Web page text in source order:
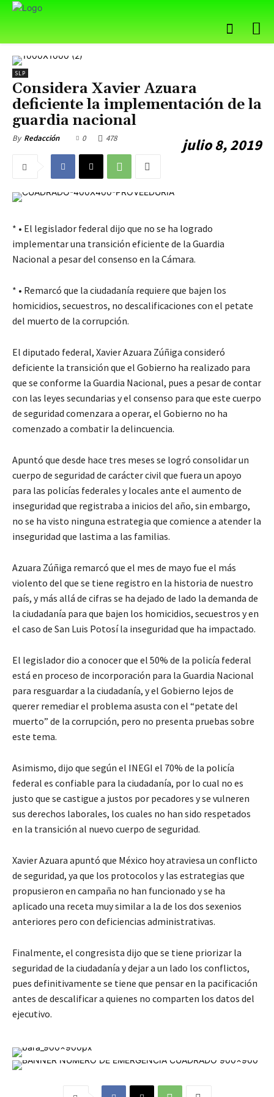
SLP
Considera Xavier Azuara
deficiente la implementación de la
guardia nacional
By Redacción julio 8, 2019
0 478
* • El legislador federal dijo que no se ha logrado
implementar una transición eficiente de la Guardia
Nacional a pesar del consenso en la Cámara.
* • Remarcó que la ciudadanía requiere que bajen los
homicidios, secuestros, no descalificaciones con el petate
del muerto de la corrupción.
El diputado federal, Xavier Azuara Zúñiga consideró
deficiente la transición que el Gobierno ha realizado para
que se conforme la Guardia Nacional, pues a pesar de contar
con las leyes secundarias y el consenso para que este cuerpo
de seguridad comenzara a operar, el Gobierno no ha
comenzado a combatir la delincuencia.
Apuntó que desde hace tres meses se logró consolidar un
cuerpo de seguridad de carácter civil que fuera un apoyo
para las policías federales y locales ante el aumento de
inseguridad que registraba a inicios del año, sin embargo,
no se ha visto ninguna estrategia que comience a atender la
inseguridad que lastima a las familias.
Azuara Zúñiga remarcó que el mes de mayo fue el más
violento del que se tiene registro en la historia de nuestro
país, y más allá de cifras se ha dejado de lado la demanda de
la ciudadanía para que bajen los homicidios, secuestros y en
el caso de San Luis Potosí la inseguridad que ha impactado.
El legislador dio a conocer que el 50% de la policía federal
está en proceso de incorporación para la Guardia Nacional
para resguardar a la ciudadanía, y el Gobierno lejos de
querer remediar el problema asusta con el “petate del
muerto” de la corrupción, pero no presenta pruebas sobre
este tema.
Asimismo, dijo que según el INEGI el 70% de la policía
federal es confiable para la ciudadanía, por lo cual no es
justo que se castigue a justos por pecadores y se vulneren
sus derechos laborales, los cuales no han sido respetados
en la transición al nuevo cuerpo de seguridad.
Xavier Azuara apuntó que México hoy atraviesa un conflicto
de seguridad, ya que los protocolos y las estrategias que
propusieron en campaña no han funcionado y se ha
aplicado una receta muy similar a la de los dos sexenios
anteriores pero con deficiencias administrativas.
Finalmente, el congresista dijo que se tiene priorizar la
seguridad de la ciudadanía y dejar a un lado los conflictos,
pues definitivamente se tiene que pensar en la pacificación
antes de descalificar a quienes no comparten los datos del
ejecutivo.